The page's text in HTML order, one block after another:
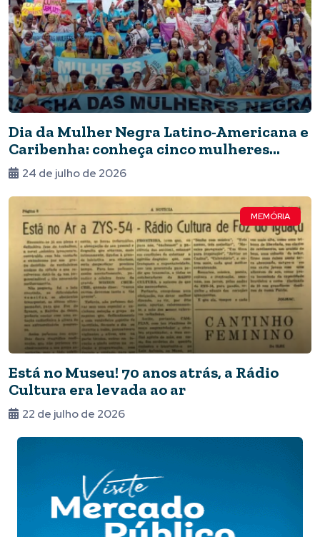
Dia da Mulher Negra Latino-Americana e
Caribenha: conheça cinco mulheres
fundamentais para a data
24 de julho de 2026
MEMÓRIA
Está no Museu! 70 anos atrás, a Rádio
Cultura era levada ao ar
22 de julho de 2026